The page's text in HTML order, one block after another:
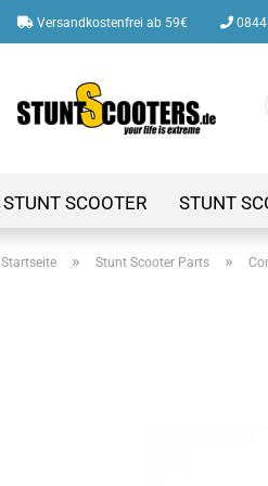
Versandkostenfrei ab 59€
STUNT SCOOTER STUNT
Startseite » Stunt Scooter Parts »